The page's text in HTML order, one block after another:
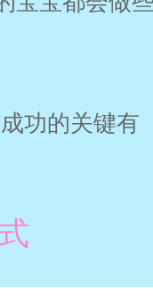
功的关键有